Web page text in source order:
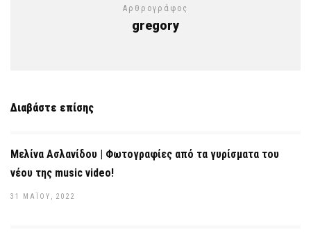
Αρθρογράφος
gregory
Διαβάστε επίσης
Μελίνα Ασλανίδου | Φωτογραφίες από τα γυρίσματα του
νέου της music video!
31 ΜΑΪ́ΟΥ, 2022